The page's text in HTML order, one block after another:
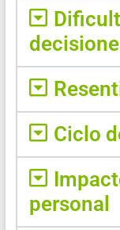
Ciclo
personal